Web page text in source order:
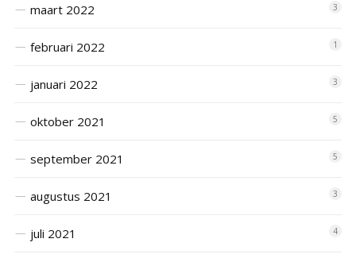
maart 2022 3
februari 2022 1
januari 2022 3
oktober 2021 5
september 2021 5
augustus 2021 3
juli 2021 4